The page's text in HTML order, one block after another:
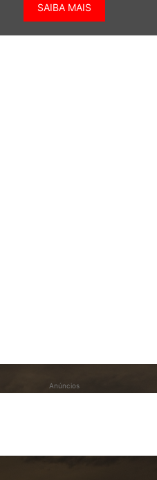
Anúncios
SAIBA MAIS